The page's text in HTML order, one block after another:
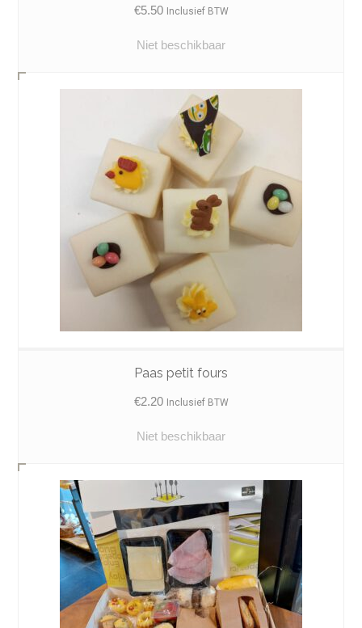
€5.50 Inclusief BTW
Niet beschikbaar
Paas petit fours
€2.20 Inclusief BTW
Niet beschikbaar